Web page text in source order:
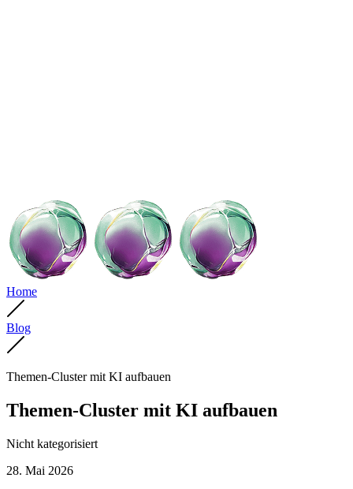
Home
Blog
Themen-Cluster mit KI aufbauen
Themen-Cluster mit KI aufbauen
Nicht kategorisiert
28. Mai 2026